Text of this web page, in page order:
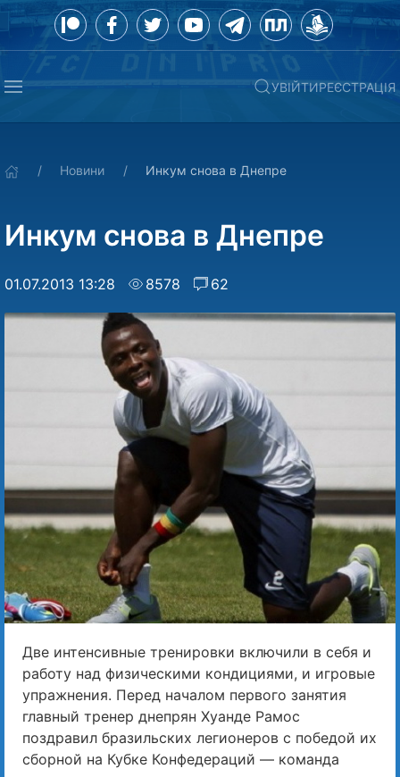
УВІЙТИРЕЄСТРАЦІЯ
Новини Инкум снова в Днепре
Инкум снова в Днепре
01.07.2013 13:28 8578 62
Две интенсивные тренировки включили в себя и
работу над физическими кондициями, и игровые
упражнения. Перед началом первого занятия
главный тренер днепрян Хуанде Рамос
поздравил бразильских легионеров с победой их
сборной на Кубке Конфедераций — команда